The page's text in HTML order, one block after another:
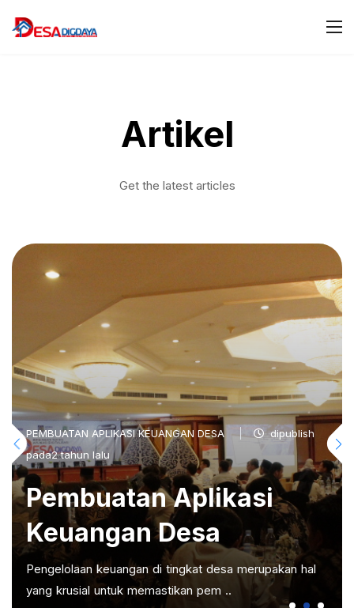
Artikel
Get the latest articles
PEMBUATAN APLIKASI KEUANGAN DESA
dipublish
pada2 tahun lalu
Pembuatan Aplikasi
Keuangan Desa
Pengelolaan keuangan di tingkat desa merupakan hal
yang krusial untuk memastikan pem ..